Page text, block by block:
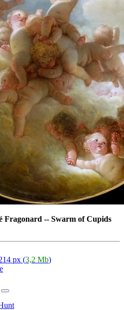
Fragonard -- Swarm of Cupids
px (3,2 Mb)